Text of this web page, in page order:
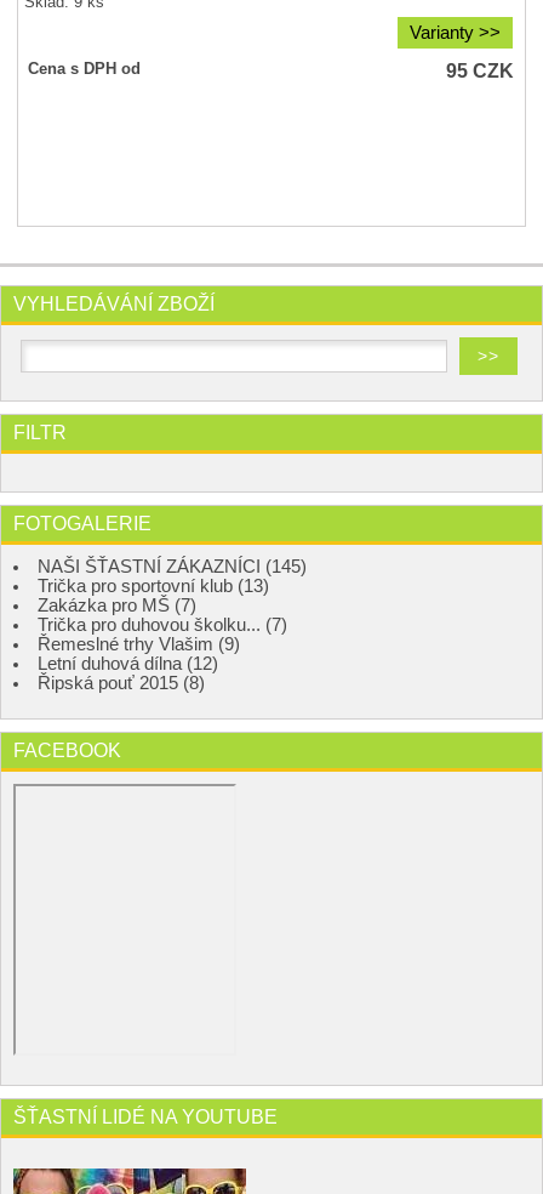
Varianty >>
Cena s DPH od 95CZK
VYHLEDÁVÁNÍ ZBOŽÍ
FILTR
FOTOGALERIE
NAŠI ŠŤASTNÍ ZÁKAZNÍCI (145)
Trička pro sportovní klub (13)
Zakázka pro MŠ (7)
Trička pro duhovou školku... (7)
Řemeslné trhy Vlašim (9)
Letní duhová dílna (12)
Řipská pouť 2015 (8)
FACEBOOK
ŠŤASTNÍ LIDÉ NA YOUTUBE